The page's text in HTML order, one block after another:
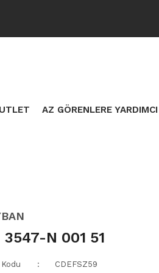
AZ GÖRENLERE
3547-N 001 51
CDEFSZ59